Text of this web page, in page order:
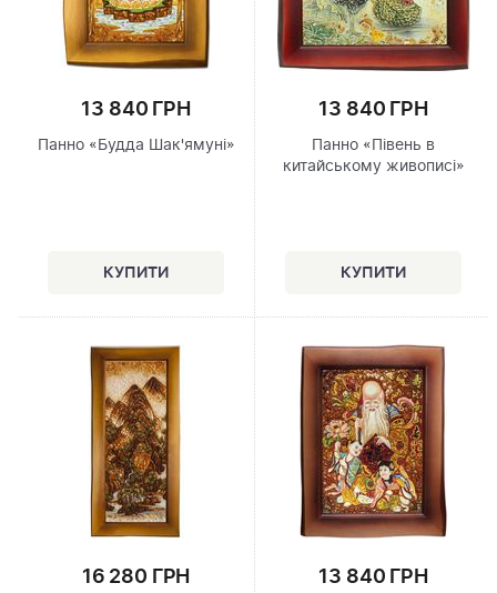
13 840 ГРН
Панно «Будда Шак'ямуні»
13 840 ГРН
Панно «Півень в
китайському живописі»
16 280 ГРН 13 840 ГРН